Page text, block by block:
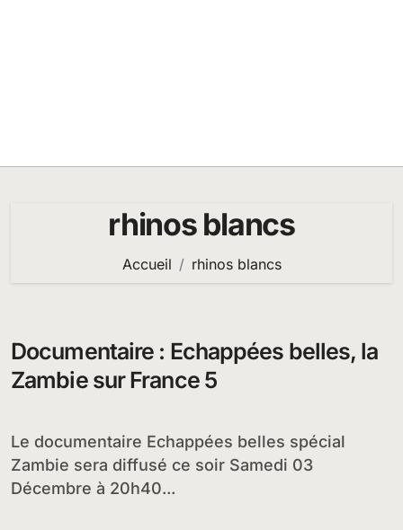
rhinos blancs
Accueil rhinos blancs
Documentaire : Echappées belles, la
Zambie sur France 5
Le documentaire Echappées belles spécial
Zambie sera diffusé ce soir Samedi 03
Décembre à 20h40...